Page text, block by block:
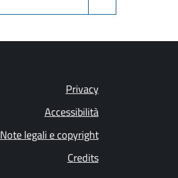
Privacy
Accessibilità
Note legali e copyright
Credits